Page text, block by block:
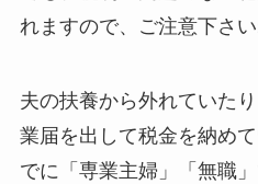
れますので、ご注意下さい
夫の扶養から外れていた
業届を出して税金を納め
でに「専業主婦」「無職